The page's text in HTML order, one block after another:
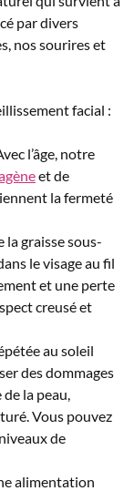
par divers
nos sourires et
facial :
l’âge, notre
et de
la fermeté
la graisse sous-
le visage au fil
et une perte
creusé et
au soleil
des dommages
la peau,
Vous pouvez
de
alimentation